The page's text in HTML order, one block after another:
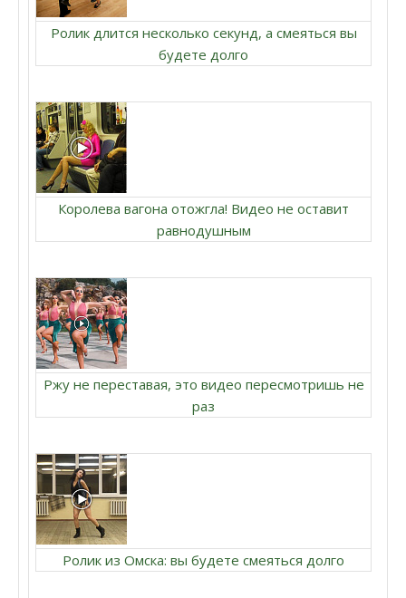
Ролик длится несколько секунд, а смеяться вы
будете долго
Королева вагона отожгла! Видео не оставит
равнодушным
Ржу не переставая, это видео пересмотришь не
раз
Ролик из Омска: вы будете смеяться долго